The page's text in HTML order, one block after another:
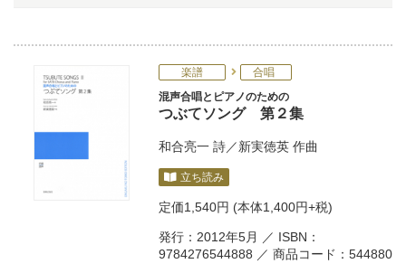
楽譜
合唱
混声合唱とピアノのための
つぶてソング 第２集
和合亮一 詩／新実徳英 作曲
立ち読み
定価1,540円 (本体1,400円+税)
発行：2012年5月 ／ ISBN：
9784276544888 ／ 商品コード：544880